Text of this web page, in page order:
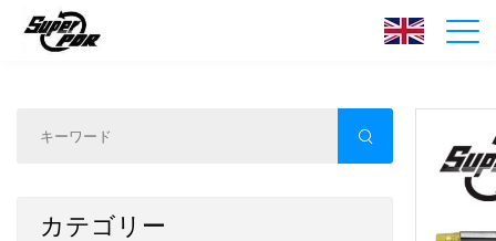
製品紹介 ホーム/製品紹介/
カテゴリー